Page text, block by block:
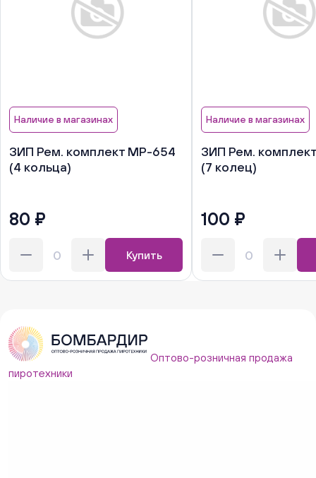
Наличие в магазинах
ЗИП Рем. комплект МР-654
(4 кольца)
80 ₽
Купить
Наличие в магазинах
ЗИП Рем.
(7 колец)
100 ₽
Оптово-розничная продажа
пиротехники